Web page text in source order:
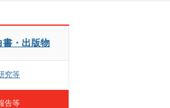
書・出版物
究等
告等